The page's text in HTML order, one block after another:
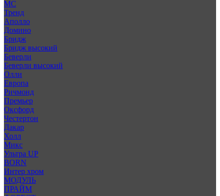
МС
Тренд
Аполло
Домино
Бридж
Бридж высокий
Беверли
Беверли высокий
Олли
Европа
Ричмонд
Премьер
Оксфорд
Честертон
Дакар
Холл
Микс
Ультра UP
BORN
Интер хром
МОДУЛЬ
ПРАЙМ